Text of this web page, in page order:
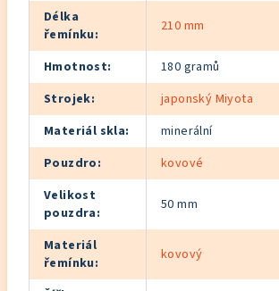
Délka
řemínku: 210 mm
Hmotnost:
180 gramů
Strojek:
japonský Miyota
Materiál skla:
minerální
Pouzdro:
kovové
Velikost
pouzdra: 50 mm
Materiál
řemínku: kovový